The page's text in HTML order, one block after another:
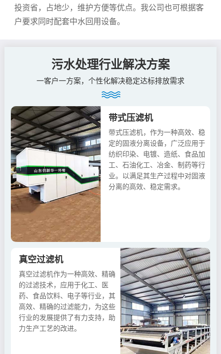
投资省，占地少，维护方便等优点。我公司也可根据客
户要求同时配套中水回用设备。
污水处理行业解决方案
一客户一方案，个性化解决稳定达标排放需求
带式压滤机
带式压滤机，作为一种高效、稳
定的固液分离设备，广泛应用于
纺织印染、电镀、造纸、食品加
工、石油化工、冶金、制药等行
业。以满足其生产过程中对固液
分离的高效、稳定需求。
真空过滤机
真空过滤机作为一种高效、精确
的过滤技术，应用于化工、医
药、食品饮料、电子等行业，其
高效、精确的过滤能力，为这些
行业的发展提供了有力支持，助
力生产工艺的改进。